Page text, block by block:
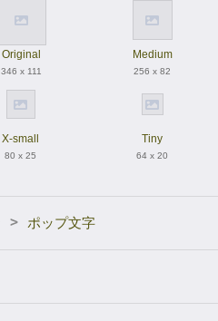
Original
346 x 111
Medium
256 x 82
X-small
80 x 25
Tiny
64 x 20
> ポップ文字